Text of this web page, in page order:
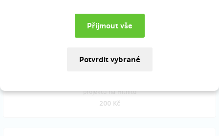
Nejen že ušetříte, ale budete mít kompletní čtyři první čísla revue,
která se možná stane legendou!
projektu na Hithitu
200 Kč